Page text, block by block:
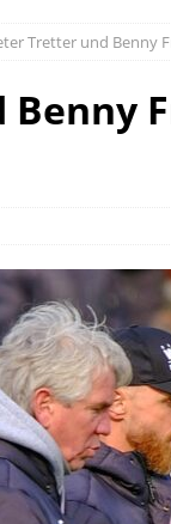
Tretter und Benny